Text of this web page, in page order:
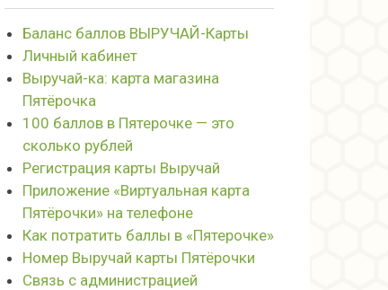
Баланс баллов ВЫРУЧАЙ-Карты
Личный кабинет
Выручай-ка: карта магазина
Пятёрочка
100 баллов в Пятерочке — это
сколько рублей
Регистрация карты Выручай
Приложение «Виртуальная карта
Пятёрочки» на телефоне
Как потратить баллы в «Пятерочке»
Номер Выручай карты Пятёрочки
Связь с администрацией